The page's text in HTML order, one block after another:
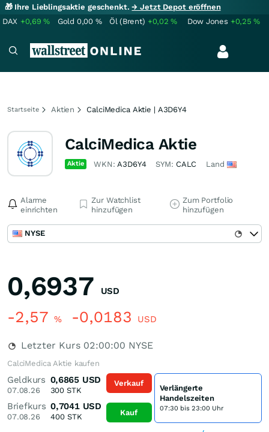
🎁 Ihre Lieblingsaktie geschenkt.→ Jetzt Depot eröffnen
DAX +0,69% Gold 0,00 % Öl (Brent) +0,02% Dow Jones +0,25%
Startseite Aktien CalciMedica Aktie | A3D6Y4
CalciMedica Aktie
Aktie WKN:A3D6Y4 SYM: CALC Land
Alarme
einrichten
Zur Watchlist
hinzufügen
Zum Portfolio
hinzufügen
NYSE
0,6937 USD
-2,57 % -0,0183 USD
Letzter Kurs 02:00:00 NYSE
CalciMedica Aktie kaufen
Geldkurs
07.08.26
0,6865 USD
300 STK
Briefkurs
07.08.26
0,7041 USD
400STK
Verkauf
Kauf
Verlängerte
Handelszeiten
07:30 bis 23:00 Uhr